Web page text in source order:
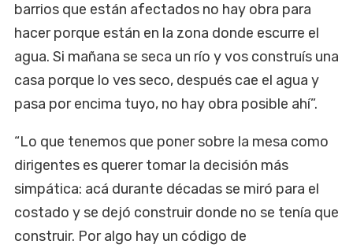
barrios que están afectados no hay obra para
hacer porque están en la zona donde escurre el
agua. Si mañana se seca un río y vos construís una
casa porque lo ves seco, después cae el agua y
pasa por encima tuyo, no hay obra posible ahí”.
“Lo que tenemos que poner sobre la mesa como
dirigentes es querer tomar la decisión más
simpática: acá durante décadas se miró para el
costado y se dejó construir donde no se tenía que
construir. Por algo hay un código de